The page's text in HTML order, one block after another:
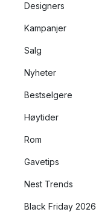
Designers
Kampanjer
Salg
Nyheter
Bestselgere
Høytider
Rom
Gavetips
Nest Trends
Black Friday 2026